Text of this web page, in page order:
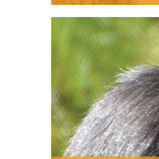
Haz una donación
de tus invitados de
un amigo. ¡Un
solidario para los
queridos!